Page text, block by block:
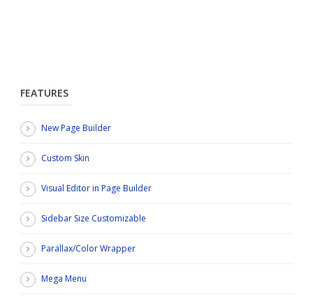
FEATURES
New Page Builder
Custom Skin
Visual Editor in Page Builder
Sidebar Size Customizable
Parallax/Color Wrapper
Mega Menu